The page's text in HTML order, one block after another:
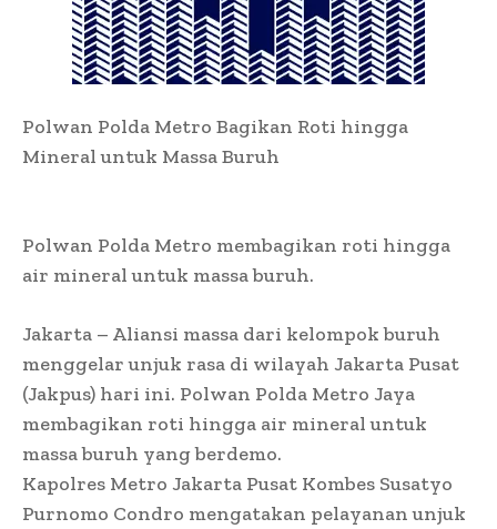
Polwan Polda Metro Bagikan Roti hingga
Mineral untuk Massa Buruh
Polwan Polda Metro membagikan roti hingga
air mineral untuk massa buruh.
Jakarta – Aliansi massa dari kelompok buruh
menggelar unjuk rasa di wilayah Jakarta Pusat
(Jakpus) hari ini. Polwan Polda Metro Jaya
membagikan roti hingga air mineral untuk
massa buruh yang berdemo.
Kapolres Metro Jakarta Pusat Kombes Susatyo
Purnomo Condro mengatakan pelayanan unjuk